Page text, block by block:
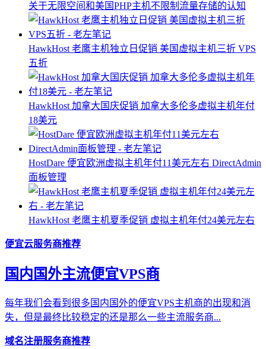
关于无限空间和美国PHP主机不限制流量存储的认知
HawkHost 老鹰主机独立日促销 美国虚拟主机三折 VPS
五折
HawkHost 加拿大国庆促销 加拿大多伦多虚拟主机年付
18美元
HostDare 便宜欧洲虚拟主机年付11美元左右 DirectAdmin
面板管理
HawkHost 老鹰主机夏季促销 虚拟主机年付24美元左右
便宜云服务商推荐
国内国外主流便宜VPS商
每年我们会看到很多国内国外的便宜VPS主机商的出现和消
失，但是最终比较稳定的还是那么一些主流服务商...
域名注册服务商推荐